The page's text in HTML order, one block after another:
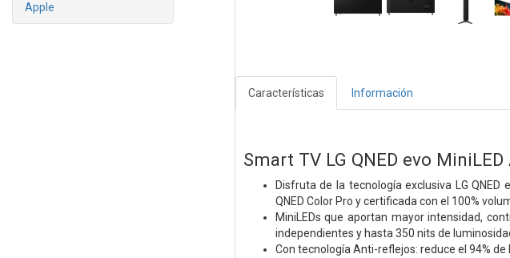
Apple
Características Información
Smart TV LG QNED evo
Disfruta de la tecnología exclusiva LG
QNED Color Pro y certificada con el 100%
MiniLEDs que aportan mayor intensidad,
independientes y hasta 350 nits de
Con tecnología Anti-reflejos: reduce el 94%